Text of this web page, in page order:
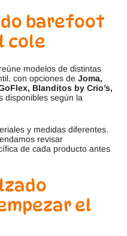
barefoot
cole
modelos de distintas
con opciones de Joma,
Blanditos by Crio’s,
disponibles según la
y medidas diferentes.
revisar
de cada producto antes
el